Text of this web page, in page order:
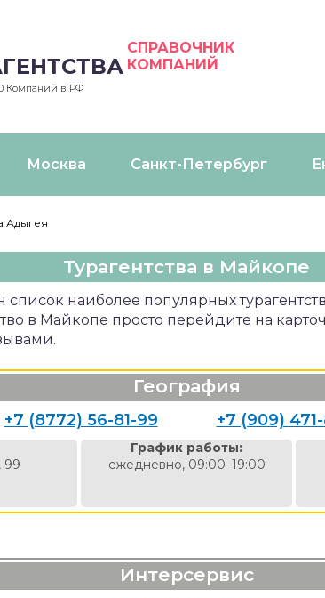
СПРАВОЧНИК
КОМПАНИЙ
Компаний в РФ
Москва Санкт-Петербург
Адыгея
Турагентства в Майкопе
наиболее популярных
в Майкопе просто перейдите на
География
+7 (8772) 56-81-99 +7 (909)
99
График работы:
ежедневно, 09:00–19:00
Интерсервис